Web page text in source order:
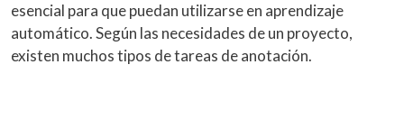
esencial para que puedan utilizarse en aprendizaje
automático. Según las necesidades de un proyecto,
existen muchos tipos de tareas de anotación.